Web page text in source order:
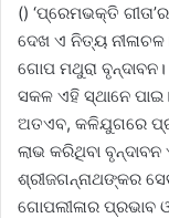
() ‘ପ୍ରେମଭକ୍ତି
ଦେଖ ଏ ନିତ୍ୟ
ଗୋପ ମଥୁରା
ସକଳ ଏହି ସ୍ଥାନେ
ଅତଏବ, କଳିଯୁଗରେ
ଲାଭ କରିଥିବା
ଶ୍ରୀଜଗନ୍ନାଥଙ୍କର
ଗୋପଲୀଳାର